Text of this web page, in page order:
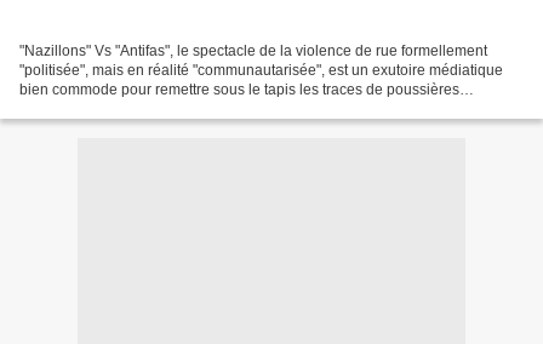
"Nazillons" Vs "Antifas", le spectacle de la violence de rue formellement
"politisée", mais en réalité "communautarisée", est un exutoire médiatique
bien commode pour remettre sous le tapis les traces de poussières